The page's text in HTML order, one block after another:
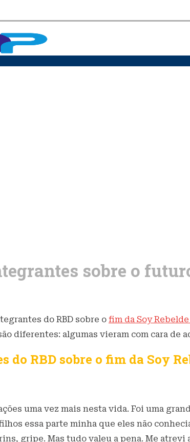
sobre o
do RBD sobre o fim da Soy
diferentes: algumas vieram com cara de
do RBD sobre o fim da Soy
uma vez mais nesta vida. Foi uma
essa parte minha que eles não
gripe. Mas tudo valeu a pena. Me